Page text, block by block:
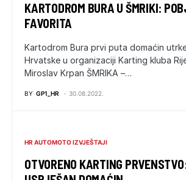
KARTODROM BURA U ŠMRIKI:
FAVORITA
Kartodrom Bura prvi puta domaćin
Hrvatske u organizaciji Karting kluba
Miroslav Krpan ŠMRIKA –…
BY GP1_HR 30.08.2022.
HR AUTOMOTO IZVJEŠTAJI
OTVORENO KARTING